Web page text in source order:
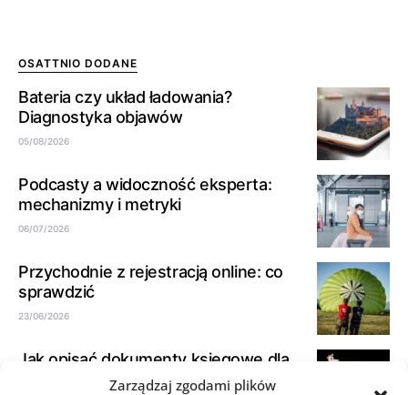
Zarządzaj zgodami plików
OSATTNIO DODANE
Bateria czy układ ładowania?
Diagnostyka objawów
05/08/2026
Podcasty a widoczność eksperta:
mechanizmy i metryki
06/07/2026
Przychodnie z rejestracją online: co
sprawdzić
23/06/2026
Jak opisać dokumenty księgowe dla
biura rachunkowego